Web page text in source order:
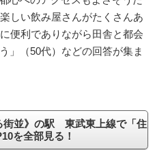
しい飲み屋さんがたくさんあ
便利でありながら田舎と都会
」（50代）などの回答が集ま
街並》の駅 東武東上線で「住
を全部見る！